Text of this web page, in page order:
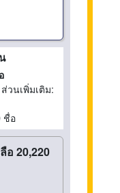
ส่วนเพิ่มเติม:
ชื่อ
อ 20,220